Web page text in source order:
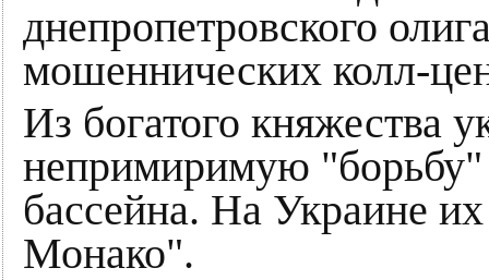
днепропетровского
мошеннических колл-
Из богатого княжества
непримиримую "борьбу"
бассейна. На Украине
Монако".